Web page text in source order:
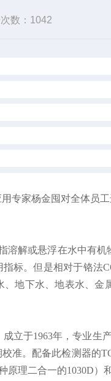
数：1042
专家杨金囤对全体员工
指溶解或悬浮在水中
标。但是相对于铬法
地下水、地表水、
立于1963年，专业
准。配备此检测器的
原理二合一的1030D